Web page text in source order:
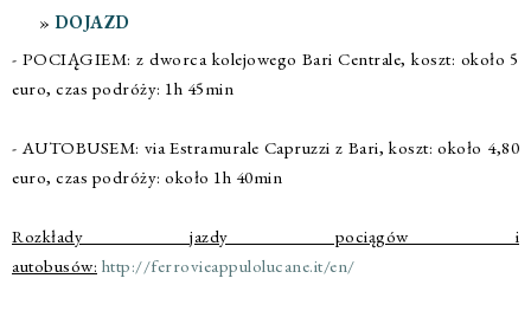
DOJAZD
- POCIĄGIEM: z dworca kolejowego Bari Centrale, koszt: około 5
euro, czas podróży: 1h 45min
- AUTOBUSEM: via Estramurale Capruzzi z Bari, koszt: około 4,80
euro, czas podróży: około 1h 40min
Rozkłady jazdy pociągów i
autobusów: http://ferrovieappulolucane.it/en/